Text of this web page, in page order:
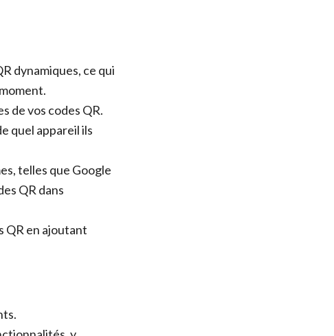
dynamiques, ce qui
de vos codes QR.
quel appareil ils
telles que Google
QR dans
QR en ajoutant